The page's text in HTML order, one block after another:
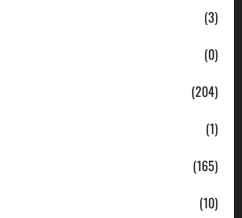
(3)
(0)
(204)
(1)
(165)
(10)